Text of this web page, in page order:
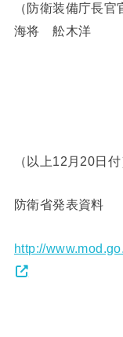
（防衛装備庁長官
海将 舩木洋
（以上12月20日付
防衛省発表資料
http://